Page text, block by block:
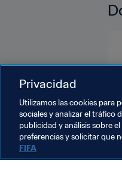
Privacidad
Utilizamos las cookies para
sociales y analizar el tráfico
publicidad y análisis sobre
preferencias y solicitar que
FIFA